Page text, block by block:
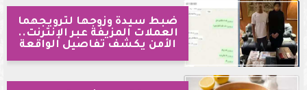
ضبط سيدة وزوجها لترويجهما
العملات المزيفة عبر الإنترنت..
الأمن يكشف تفاصيل الواقعة